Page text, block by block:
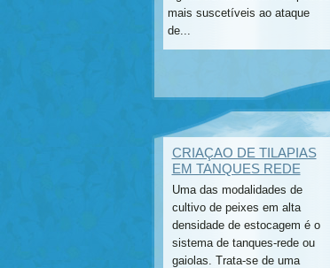
mais suscetíveis ao ataque
de...
CRIAÇAO DE TILAPIAS
EM TANQUES REDE
Uma das modalidades de
cultivo de peixes em alta
densidade de estocagem é o
sistema de tanques-rede ou
gaiolas. Trata-se de uma